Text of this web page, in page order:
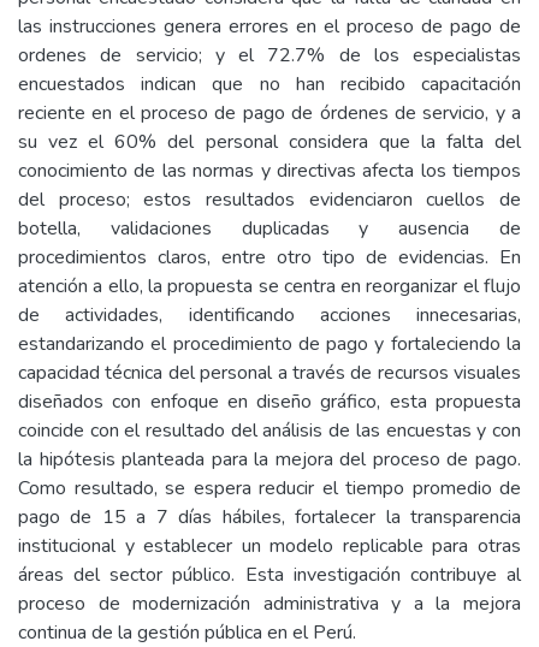
las instrucciones genera errores en el proceso de pago de
ordenes de servicio; y el 72.7% de los especialistas
encuestados indican que no han recibido capacitación
reciente en el proceso de pago de órdenes de servicio, y a
su vez el 60% del personal considera que la falta del
conocimiento de las normas y directivas afecta los tiempos
del proceso; estos resultados evidenciaron cuellos de
botella, validaciones duplicadas y ausencia de
procedimientos claros, entre otro tipo de evidencias. En
atención a ello, la propuesta se centra en reorganizar el flujo
de actividades, identificando acciones innecesarias,
estandarizando el procedimiento de pago y fortaleciendo la
capacidad técnica del personal a través de recursos visuales
diseñados con enfoque en diseño gráfico, esta propuesta
coincide con el resultado del análisis de las encuestas y con
la hipótesis planteada para la mejora del proceso de pago.
Como resultado, se espera reducir el tiempo promedio de
pago de 15 a 7 días hábiles, fortalecer la transparencia
institucional y establecer un modelo replicable para otras
áreas del sector público. Esta investigación contribuye al
proceso de modernización administrativa y a la mejora
continua de la gestión pública en el Perú.